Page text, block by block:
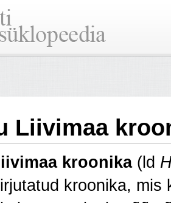
Liivimaa
kroonika(ld
kroonika,